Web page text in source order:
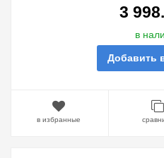
3
в
Добавить
в избранные